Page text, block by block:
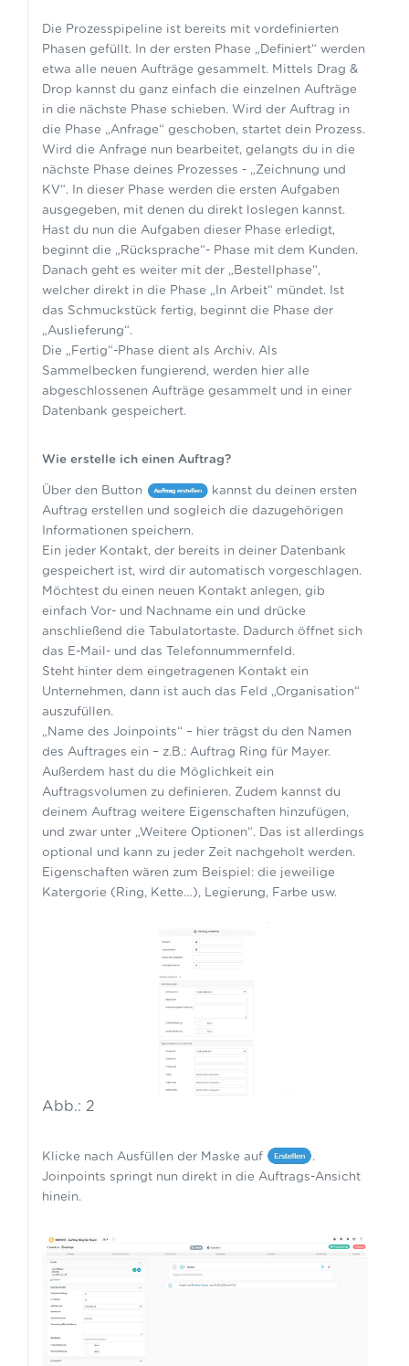
Die Prozesspipeline ist bereits mit vordefinierten
Phasen gefüllt. In der ersten Phase „Definiert“ werden
etwa alle neuen Aufträge gesammelt. Mittels Drag &
Drop kannst du ganz einfach die einzelnen Aufträge
in die nächste Phase schieben. Wird der Auftrag in
die Phase „Anfrage“ geschoben, startet dein Prozess.
Wird die Anfrage nun bearbeitet, gelangts du in die
nächste Phase deines Prozesses - „Zeichnung und
KV“. In dieser Phase werden die ersten Aufgaben
ausgegeben, mit denen du direkt loslegen kannst.
Hast du nun die Aufgaben dieser Phase erledigt,
beginnt die „Rücksprache“- Phase mit dem Kunden.
Danach geht es weiter mit der „Bestellphase“,
welcher direkt in die Phase „In Arbeit“ mündet. Ist
das Schmuckstück fertig, beginnt die Phase der
„Auslieferung“.
Die „Fertig“-Phase dient als Archiv. Als
Sammelbecken fungierend, werden hier alle
abgeschlossenen Aufträge gesammelt und in einer
Datenbank gespeichert.
Wie erstelle ich einen Auftrag?
Über den Button
kannst du deinen ersten
Auftrag erstellen und sogleich die dazugehörigen
Informationen speichern.
Ein jeder Kontakt, der bereits in deiner Datenbank
gespeichert ist, wird dir automatisch vorgeschlagen.
Möchtest du einen neuen Kontakt anlegen, gib
einfach Vor- und Nachname ein und drücke
anschließend die Tabulatortaste. Dadurch öffnet sich
das E-Mail- und das Telefonnummernfeld.
Steht hinter dem eingetragenen Kontakt ein
Unternehmen, dann ist auch das Feld „Organisation“
auszufüllen.
„Name des Joinpoints“ – hier trägst du den Namen
des Auftrages ein – z.B.: Auftrag Ring für Mayer.
Außerdem hast du die Möglichkeit ein
Auftragsvolumen zu definieren. Zudem kannst du
deinem Auftrag weitere Eigenschaften hinzufügen,
und zwar unter „Weitere Optionen“. Das ist allerdings
optional und kann zu jeder Zeit nachgeholt werden.
Eigenschaften wären zum Beispiel: die jeweilige
Katergorie (Ring, Kette…), Legierung, Farbe usw.
Abb.: 2
Klicke nach Ausfüllen der Maske auf
.
Joinpoints springt nun direkt in die Auftrags-Ansicht
hinein.